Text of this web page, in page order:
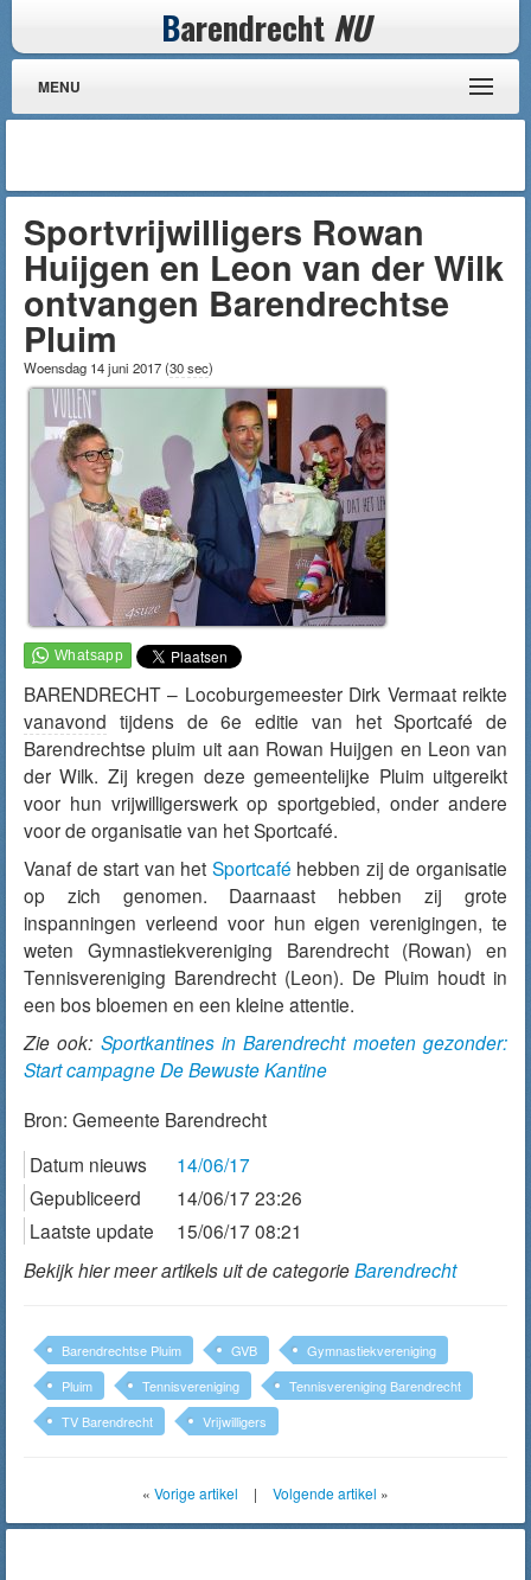
Barendrecht NU
MENU
Sportvrijwilligers Rowan
Huijgen en Leon van der Wilk
ontvangen Barendrechtse
Pluim
Woensdag 14 juni 2017(30 sec)
BARENDRECHT – Locoburgemeester Dirk Vermaat reikte
vanavond tijdens de 6e editie van het Sportcafé de
Barendrechtse pluim uit aan Rowan Huijgen en Leon van
der Wilk. Zij kregen deze gemeentelijke Pluim uitgereikt
voor hun vrijwilligerswerk op sportgebied, onder andere
voor de organisatie van het Sportcafé.
Vanaf de start van het Sportcafé hebben zij de organisatie
op zich genomen. Daarnaast hebben zij grote
inspanningen verleend voor hun eigen verenigingen, te
weten Gymnastiekvereniging Barendrecht (Rowan) en
Tennisvereniging Barendrecht (Leon). De Pluim houdt in
een bos bloemen en een kleine attentie.
Zie ook: Sportkantines in Barendrecht moeten gezonder:
Start campagne De Bewuste Kantine
Bron: Gemeente Barendrecht
Datum nieuws
14/06/17
Gepubliceerd
14/06/17 23:26
Laatste update
15/06/17 08:21
Bekijk hier meer artikels uit de categorieBarendrecht
Barendrechtse Pluim GVB
Gymnastiekvereniging
Pluim
Tennisvereniging
Tennisvereniging Barendrecht
TV Barendrecht
Vrijwilligers
« Vorige artikel | Volgende artikel »